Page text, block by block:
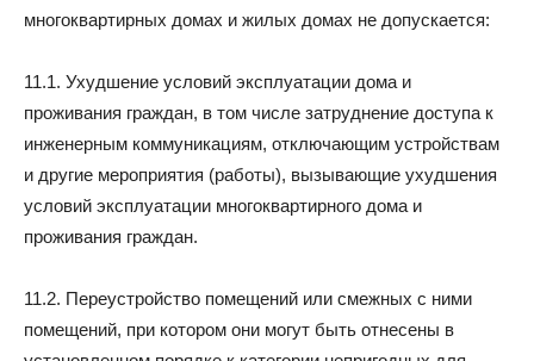
многоквартирных домах и жилых домах не допускается:
11.1. Ухудшение условий эксплуатации дома и
проживания граждан, в том числе затруднение доступа к
инженерным коммуникациям, отключающим устройствам
и другие мероприятия (работы), вызывающие ухудшения
условий эксплуатации многоквартирного дома и
проживания граждан.
11.2. Переустройство помещений или смежных с ними
помещений, при котором они могут быть отнесены в